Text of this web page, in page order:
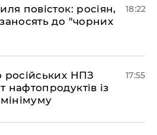
повісток: росіян,
до "чорних
18:22
російських НПЗ
нафтопродуктів із
17:55